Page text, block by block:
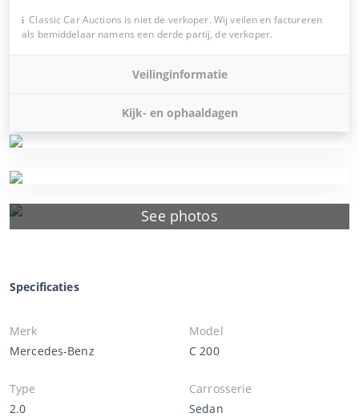
See photos
Classic Car Auctions is niet de verkoper. Wij veilen en factureren
als bemiddelaar namens een derde partij, de verkoper.
Veilinginformatie
Kijk- en ophaaldagen
Specificaties
Merk
Mercedes-Benz
Model
C 200
Type
2.0
Carrosserie
Sedan